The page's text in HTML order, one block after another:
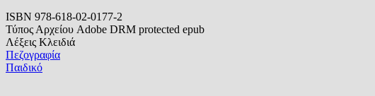
ISBN 978-618-02-0177-2
Τύπος Αρχείου Adobe DRM protected epub
Λέξεις Κλειδιά
Πεζογραφία
Παιδικό